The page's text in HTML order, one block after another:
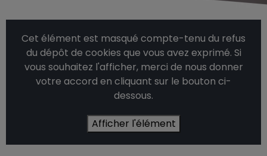
Cet élément est masqué compte-tenu du refus
du dépôt de cookies que vous avez exprimé. Si
vous souhaitez l'afficher, merci de nous donner
votre accord en cliquant sur le bouton ci-
dessous.
Afficher l'élément